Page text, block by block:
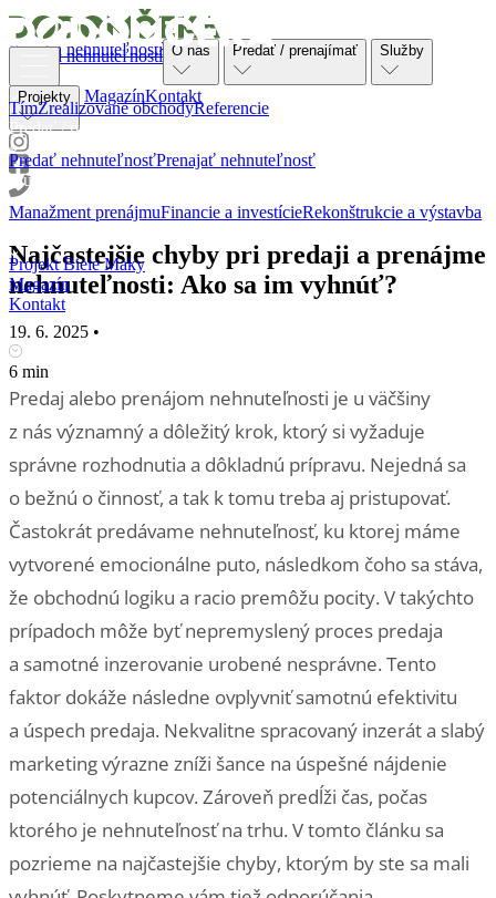
Ponuka nehnuteľností
TímZrealizované obchodyReferencie
Predať / prenajímať
Predať nehnuteľnosťPrenajať nehnuteľnosť
Služby
Manažment prenájmuFinancie a investícieRekonštrukcie a výstavba
Projekt Biele Maky
Magazín
Kontakt
Ponuka nehnuteľností O nás Predať / prenajímať Služby
Projekty MagazínKontakt
Najčastejšie chyby pri predaji a prenájme
nehnuteľnosti: Ako sa im vyhnúť?
19. 6. 2025 •
6 min
Predaj alebo prenájom nehnuteľnosti je u väčšiny
z nás významný a dôležitý krok, ktorý si vyžaduje
správne rozhodnutia a dôkladnú prípravu. Nejedná sa
o bežnú o činnosť, a tak k tomu treba aj pristupovať.
Častokrát predávame nehnuteľnosť, ku ktorej máme
vytvorené emocionálne puto, následkom čoho sa stáva,
že obchodnú logiku a racio premôžu pocity. V takýchto
prípadoch môže byť nepremyslený proces predaja
a samotné inzerovanie urobené nesprávne. Tento
faktor dokáže následne ovplyvniť samotnú efektivitu
a úspech predaja. Nekvalitne spracovaný inzerát a slabý
marketing výrazne zníži šance na úspešné nájdenie
potenciálnych kupcov. Zároveň predĺži čas, počas
ktorého je nehnuteľnosť na trhu. V tomto článku sa
pozrieme na najčastejšie chyby, ktorým by ste sa mali